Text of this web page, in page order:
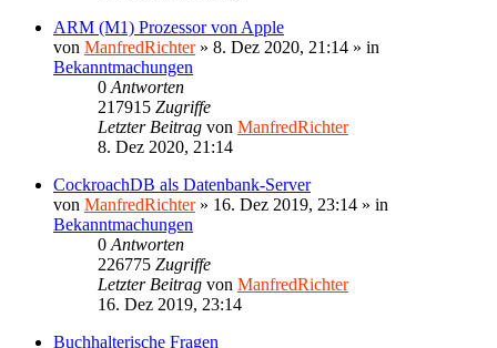
ARM (M1) Prozessor von Apple
von ManfredRichter» 8. Dez 2020, 21:14 » in
Bekanntmachungen
0 Antworten
217915 Zugriffe
Letzter Beitrag von ManfredRichter
8. Dez 2020, 21:14
CockroachDB als Datenbank-Server
von ManfredRichter» 16. Dez 2019, 23:14 » in
Bekanntmachungen
0 Antworten
226775 Zugriffe
Letzter Beitrag von ManfredRichter
16. Dez 2019, 23:14
Buchhalterische Fragen